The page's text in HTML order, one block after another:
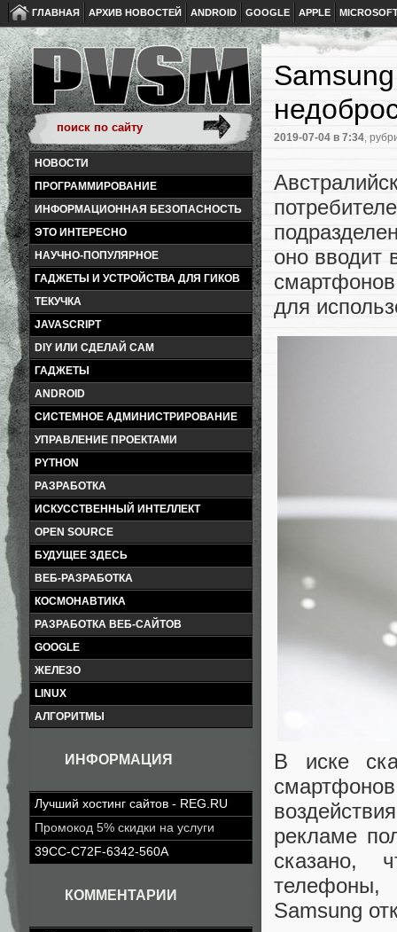
ГЛАВНАЯ АРХИВ НОВОСТЕЙ ANDROID GOOGLE APPLE
НОВОСТИ
ПРОГРАММИРОВАНИЕ
ИНФОРМАЦИОННАЯ БЕЗОПАСНОСТЬ
ЭТО ИНТЕРЕСНО
НАУЧНО-ПОПУЛЯРНОЕ
ГАДЖЕТЫ И УСТРОЙСТВА ДЛЯ ГИКОВ
ТЕКУЧКА
JAVASCRIPT
DIY ИЛИ СДЕЛАЙ САМ
ГАДЖЕТЫ
ANDROID
СИСТЕМНОЕ АДМИНИСТРИРОВАНИЕ
УПРАВЛЕНИЕ ПРОЕКТАМИ
PYTHON
РАЗРАБОТКА
ИСКУССТВЕННЫЙ ИНТЕЛЛЕКТ
OPEN SOURCE
БУДУЩЕЕ ЗДЕСЬ
ВЕБ-РАЗРАБОТКА
КОСМОНАВТИКА
РАЗРАБОТКА ВЕБ-САЙТОВ
GOOGLE
ЖЕЛЕЗО
LINUX
АЛГОРИТМЫ
ИНФОРМАЦИЯ
Лучший хостинг сайтов - REG.RU
Промокод 5% скидки на услуги
39CC-C72F-6342-560A
КОММЕНТАРИИ
2019-07-04 в 7:34,
оно вводит
для
В иске
рекламе
сказано,
телефоны,
Samsung